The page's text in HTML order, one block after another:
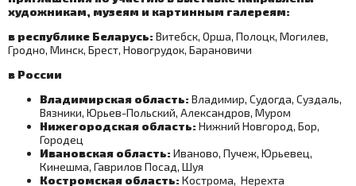
художникам, музеям и картинным галереям:
в республике Беларусь: Витебск, Орша, Полоцк, Могилев,
Гродно, Минск, Брест, Новогрудок, Барановичи
в России
Владимирская область: Владимир, Судогда, Суздаль,
Вязники, Юрьев-Польский, Александров, Муром
Нижегородская область: Нижний Новгород, Бор,
Городец
Ивановская область: Иваново, Пучеж, Юрьевец,
Кинешма, Гаврилов Посад, Шуя
Костромская область: Кострома, Нерехта